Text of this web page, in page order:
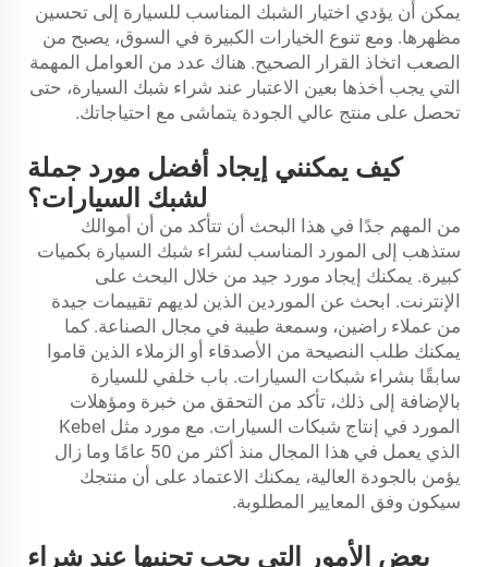
يمكن أن يؤدي اختيار الشبك المناسب للسيارة إلى تحسين
مظهرها. ومع تنوع الخيارات الكبيرة في السوق، يصبح من
الصعب اتخاذ القرار الصحيح. هناك عدد من العوامل المهمة
التي يجب أخذها بعين الاعتبار عند شراء شبك السيارة، حتى
تحصل على منتج عالي الجودة يتماشى مع احتياجاتك.
كيف يمكنني إيجاد أفضل مورد جملة
لشبك السيارات؟
من المهم جدًا في هذا البحث أن تتأكد من أن أموالك
ستذهب إلى المورد المناسب لشراء شبك السيارة بكميات
كبيرة. يمكنك إيجاد مورد جيد من خلال البحث على
الإنترنت. ابحث عن الموردين الذين لديهم تقييمات جيدة
من عملاء راضين، وسمعة طيبة في مجال الصناعة. كما
يمكنك طلب النصيحة من الأصدقاء أو الزملاء الذين قاموا
سابقًا بشراء شبكات السيارات. باب خلفي للسيارة
بالإضافة إلى ذلك، تأكد من التحقق من خبرة ومؤهلات
المورد في إنتاج شبكات السيارات. مع مورد مثل Kebel
الذي يعمل في هذا المجال منذ أكثر من 50 عامًا وما زال
يؤمن بالجودة العالية، يمكنك الاعتماد على أن منتجك
سيكون وفق المعايير المطلوبة.
بعض الأمور التي يجب تجنبها عند شراء